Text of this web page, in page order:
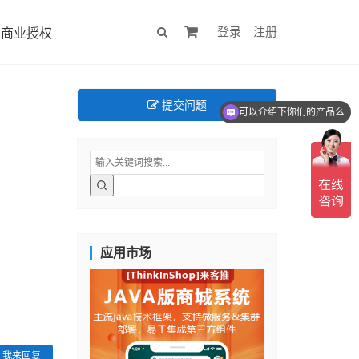
商业授权 登录 注册
我来回复
提交问题
应用市场
可以介绍下你们的产品么